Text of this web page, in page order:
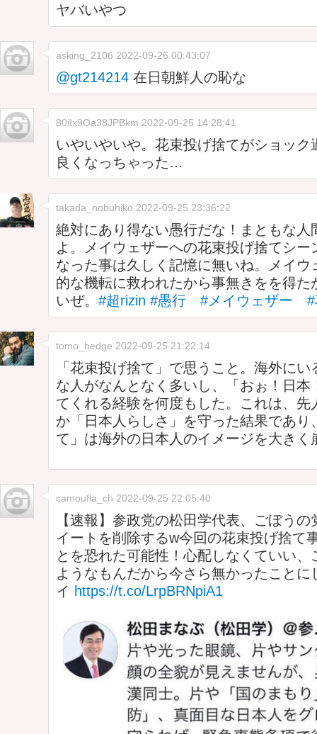
ヤバいやつ
asking_2106 2022-09-26 00:43:07
@gt214214 在日朝鮮人の恥な
80iIx9Oa38JPBkm 2022-09-25 14:28:41
いやいやいや。花束投げ捨てがショック
良くなっちゃった…
takada_nobuhiko 2022-09-25 23:36:22
絶対にあり得ない愚行だな！まともな人
よ。メイウェザーへの花束投げ捨てシ
なった事は久しく記憶に無いね。メイウ
的な機転に救われたから事無きをを得た
いぜ。 #超rizin #愚行 #メイウェザー
tomo_hedge 2022-09-25 21:22:14
「花束投げ捨て」で思うこと。海外に
な人がなんとなく多いし、「おぉ！日本
てくれる経験を何度もした。これは、先
か「日本人らしさ」を守った結果であり
て」は海外の日本人のイメージを大きく
camoufla_ch 2022-09-25 22:05:40
【速報】参政党の松田学代表、ごぼう
イートを削除するw今回の花束投げ捨て
とを恐れた可能性！心配しなくていい
ようなもんだから今さら無かったこと
イ https://t.co/LrpBRNpiA1